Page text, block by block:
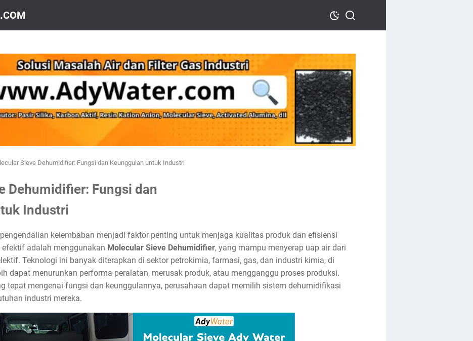
Sieve Dehumidifier: Fungsi dan Keunggulan untuk Industri
Dehumidifier: Fungsi dan
Industri
kelembaban menjadi faktor penting untuk menjaga kualitas produk dan efisiensi
adalah menggunakan Molecular Sieve Dehumidifier, yang mampu menyerap uap air dari
Teknologi ini banyak diterapkan di sektor petrokimia, farmasi, gas, dan industri kimia, di
dapat menurunkan performa peralatan, merusak produk, atau mengganggu proses produksi.
tepat mengenai fungsi dan keunggulannya, perusahaan dapat memilih sistem dehumidifikasi
industri mereka.